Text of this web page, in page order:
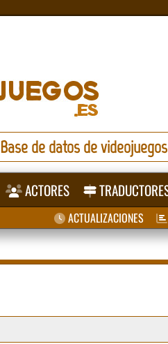
Base de datos de
ACTORES
ACTUALIZACIONES